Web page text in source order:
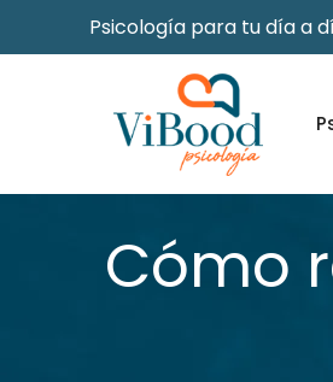
Psicología para tu día a
Cómo